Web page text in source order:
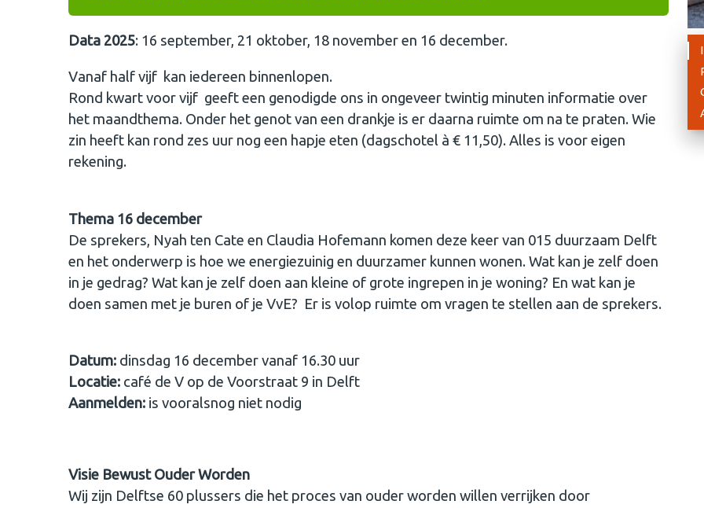
Data 2025: 16 september, 21 oktober, 18 november en 16 december.
Vanaf half vijf kan iedereen binnenlopen.
Rond kwart voor vijf geeft een genodigde ons in ongeveer twintig minuten informatie over
het maandthema. Onder het genot van een drankje is er daarna ruimte om na te praten. Wie
zin heeft kan rond zes uur nog een hapje eten (dagschotel à € 11,50). Alles is voor eigen
rekening.
Thema 16 december
De sprekers, Nyah ten Cate en Claudia Hofemann komen deze keer van 015 duurzaam Delft
en het onderwerp is hoe we energiezuinig en duurzamer kunnen wonen. Wat kan je zelf doen
in je gedrag? Wat kan je zelf doen aan kleine of grote ingrepen in je woning? En wat kan je
doen samen met je buren of je VvE? Er is volop ruimte om vragen te stellen aan de sprekers.
Datum: dinsdag 16 december vanaf 16.30 uur
Locatie: café de V op de Voorstraat 9 in Delft
Aanmelden: is vooralsnog niet nodig
Visie Bewust Ouder Worden
Wij zijn Delftse 60 plussers die het proces van ouder worden willen verrijken door